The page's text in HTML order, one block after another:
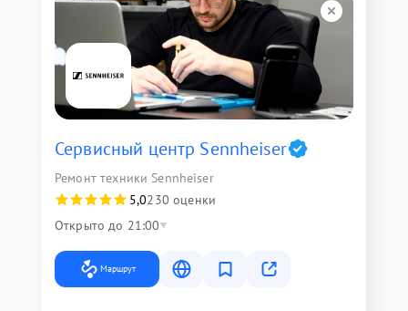
Сервисный центр Sennheiser
Ремонт техники Sennheiser
5,0230 оценки
Открыто до 21:00
Маршрут